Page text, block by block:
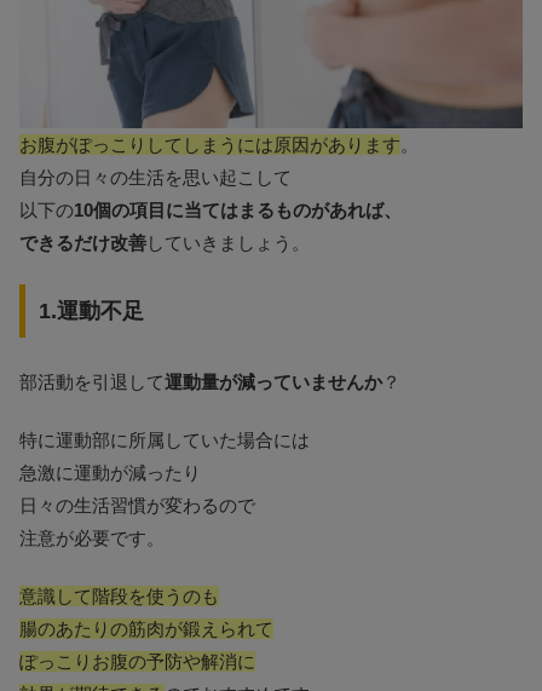
お腹がぽっこりしてしまうには原因があります。
自分の日々の生活を思い起こして
以下の10個の項目に当てはまるものがあれば、
できるだけ改善していきましょう。
1.運動不足
部活動を引退して運動量が減っていませんか？
特に運動部に所属していた場合には
急激に運動が減ったり
日々の生活習慣が変わるので
注意が必要です。
意識して階段を使うのも
腸のあたりの筋肉が鍛えられて
ぽっこりお腹の予防や解消に